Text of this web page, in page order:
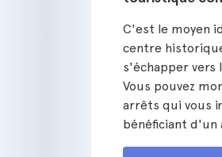
C'est le moyen
centre
s'échapper vers
Vous pouvez
arrêts qui vous
bénéficiant d'un